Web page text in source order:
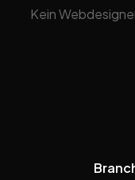
Kein